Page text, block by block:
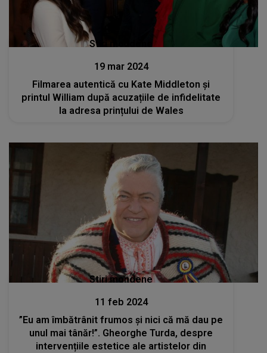
Stiri mondene
19 mar 2024
Filmarea autentică cu Kate Middleton și
printul William după acuzațiile de infidelitate
la adresa prințului de Wales
Stiri mondene
11 feb 2024
”Eu am îmbătrânit frumos și nici că mă dau pe
unul mai tânăr!”. Gheorghe Turda, despre
intervențiile estetice ale artistelor din